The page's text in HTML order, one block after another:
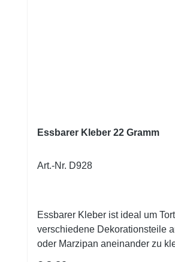
Essbarer Kleber 22 Gramm
Art.-Nr. D928
Essbarer Kleber ist ideal um
verschiedene Dekorationsteile
oder Marzipan aneinander zu